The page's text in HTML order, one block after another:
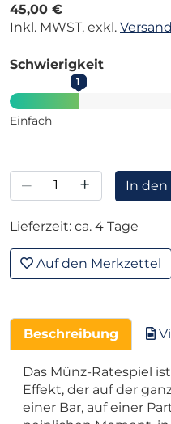
45,00 €
Inkl. MWST, exkl.
Schwierigkeit
1
Einfach
– + In den
Lieferzeit: ca. 4 Tage
Auf den Merkzettel
Beschreibung
Das Münz-Ratespiel
Effekt, der auf der
einer Bar, auf einer